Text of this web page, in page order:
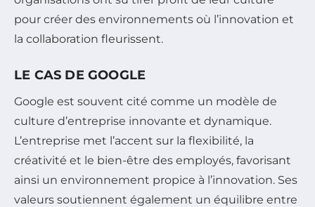
pour créer des environnements où l’innovation et
la collaboration fleurissent.
LE CAS DE GOOGLE
Google est souvent cité comme un modèle de
culture d’entreprise innovante et dynamique.
L’entreprise met l’accent sur la flexibilité, la
créativité et le bien-être des employés, favorisant
ainsi un environnement propice à l’innovation. Ses
valeurs soutiennent également un équilibre entre